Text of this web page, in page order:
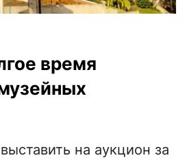
время
на аукцион за